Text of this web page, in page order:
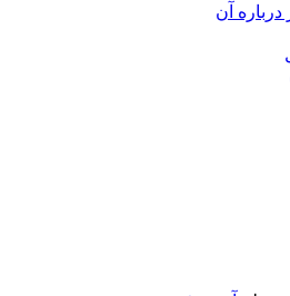
آن